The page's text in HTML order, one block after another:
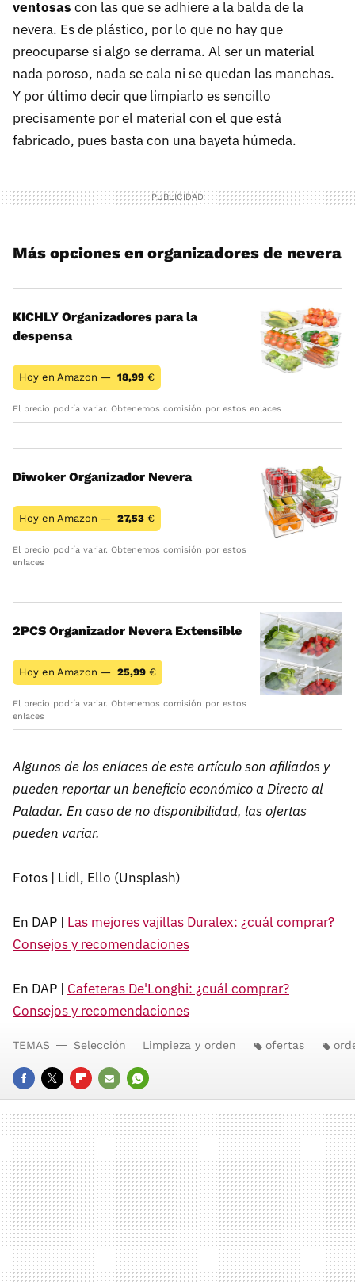
ventosas con las que se adhiere a la balda de la
nevera. Es de plástico, por lo que no hay que
preocuparse si algo se derrama. Al ser un material
nada poroso, nada se cala ni se quedan las manchas.
Y por último decir que limpiarlo es sencillo
precisamente por el material con el que está
fabricado, pues basta con una bayeta húmeda.
Más opciones en organizadores de nevera
KICHLY Organizadores para la
despensa
Hoy en Amazon — 18,99 €
El precio podría variar. Obtenemos comisión por estos enlaces
Diwoker Organizador Nevera
Hoy en Amazon — 27,53 €
El precio podría variar. Obtenemos comisión por estos
enlaces
2PCS Organizador Nevera Extensible
Hoy en Amazon — 25,99 €
El precio podría variar. Obtenemos comisión por estos
enlaces
Algunos de los enlaces de este artículo son afiliados y
pueden reportar un beneficio económico a Directo al
Paladar. En caso de no disponibilidad, las ofertas
pueden variar.
Fotos | Lidl, Ello (Unsplash)
En DAP | Las mejores vajillas Duralex: ¿cuál comprar?
Consejos y recomendaciones
En DAP | Cafeteras De'Longhi: ¿cuál comprar?
Consejos y recomendaciones
FACEBOOK
TWITTERFLIPBOARD
E-
MAIL
WHATSAPP
TEMAS Selección Limpieza y orden ofertas